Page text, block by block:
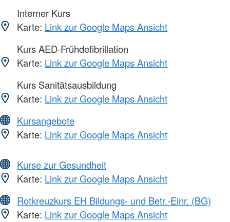
Interner Kurs
Karte: Link zur Google Maps Ansicht
Kurs AED-Frühdefibrillation
Karte: Link zur Google Maps Ansicht
Kurs Sanitätsausbildung
Karte: Link zur Google Maps Ansicht
Kursangebote
Karte: Link zur Google Maps Ansicht
Kurse zur Gesundheit
Karte: Link zur Google Maps Ansicht
Rotkreuzkurs EH Bildungs- und Betr.-Einr. (BG)
Karte: Link zur Google Maps Ansicht